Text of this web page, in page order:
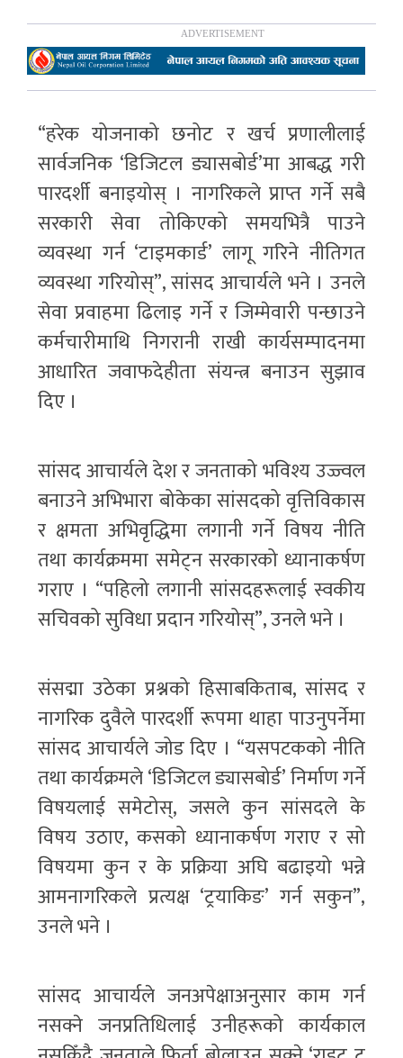
“हरेक योजनाको छनोट र खर्च प्रणालीलाई
सार्वजनिक ‘डिजिटल ड्यासबोर्ड’मा आबद्ध गरी
पारदर्शी बनाइयोस् । नागरिकले प्राप्त गर्ने सबै
सरकारी सेवा तोकिएको समयभित्रै पाउने
व्यवस्था गर्न ‘टाइमकार्ड’ लागू गरिने नीतिगत
व्यवस्था गरियोस्”, सांसद आचार्यले भने । उनले
सेवा प्रवाहमा ढिलाइ गर्ने र जिम्मेवारी पन्छाउने
कर्मचारीमाथि निगरानी राखी कार्यसम्पादनमा
आधारित जवाफदेहीता संयन्त्र बनाउन सुझाव
दिए ।
सांसद आचार्यले देश र जनताको भविश्य उज्ज्वल
बनाउने अभिभारा बोकेका सांसदको वृत्तिविकास
र क्षमता अभिवृद्धिमा लगानी गर्ने विषय नीति
तथा कार्यक्रममा समेट्न सरकारको ध्यानाकर्षण
गराए । “पहिलो लगानी सांसदहरूलाई स्वकीय
सचिवको सुविधा प्रदान गरियोस्”, उनले भने ।
संसद्मा उठेका प्रश्नको हिसाबकिताब, सांसद र
नागरिक दुवैले पारदर्शी रूपमा थाहा पाउनुपर्नेमा
सांसद आचार्यले जोड दिए । “यसपटकको नीति
तथा कार्यक्रमले ‘डिजिटल ड्यासबोर्ड’ निर्माण गर्ने
विषयलाई समेटोस्, जसले कुन सांसदले के
विषय उठाए, कसको ध्यानाकर्षण गराए र सो
विषयमा कुन र के प्रक्रिया अघि बढाइयो भन्ने
आमनागरिकले प्रत्यक्ष ‘ट्रयाकिङ’ गर्न सकुन”,
उनले भने ।
सांसद आचार्यले जनअपेक्षाअनुसार काम गर्न
नसक्ने जनप्रतिधिलाई उनीहरूको कार्यकाल